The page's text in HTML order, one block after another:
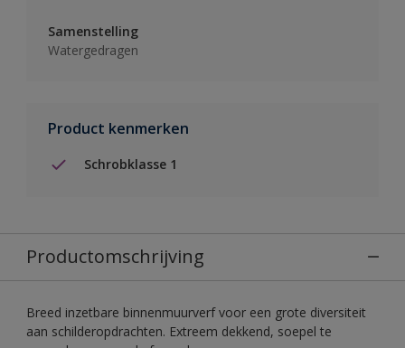
Samenstelling
Watergedragen
Product kenmerken
Schrobklasse 1
Productomschrijving
Breed inzetbare binnenmuurverf voor een grote diversiteit
aan schilderopdrachten. Extreem dekkend, soepel te